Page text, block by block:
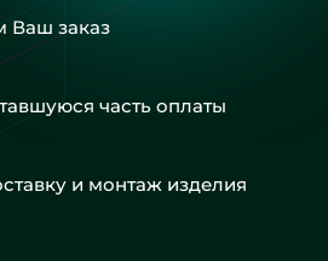
Ваш заказ
часть оплаты
и монтаж изделия